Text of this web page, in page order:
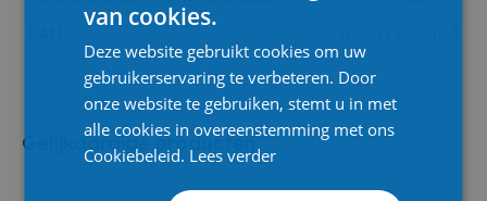
Gelijkaardige producten
van cookies.
Deze website gebruikt cookies om uw
gebruikerservaring te verbeteren. Door
onze website te gebruiken, stemt u in met
alle cookies in overeenstemming met ons
Cookiebeleid. Lees verder